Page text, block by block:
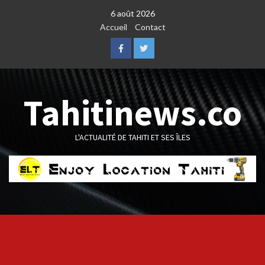
6 août 2026
Accueil
Contact
FacebookTwitter
Tahitinews.co
L'ACTUALITÉ DE TAHITI ET SES ÎLES